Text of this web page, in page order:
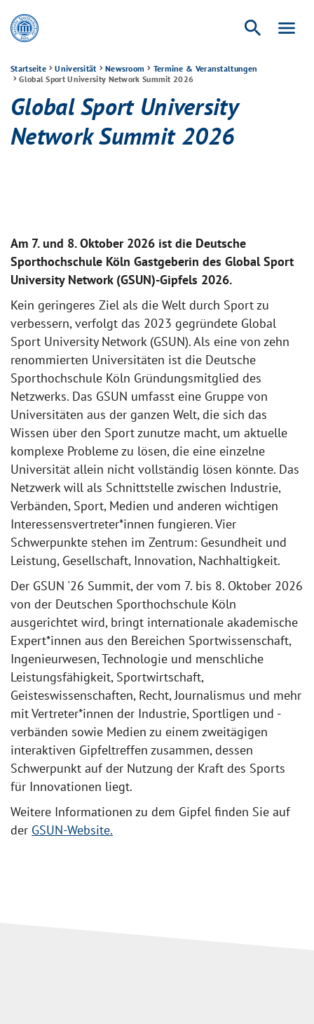
search menu
Startseite Universität Newsroom
Termine & Veranstaltungen
Global Sport University Network Summit 2026
Global Sport University
Network Summit 2026
Am 7. und 8. Oktober 2026 ist die Deutsche
Sporthochschule Köln Gastgeberin des Global Sport
University Network (GSUN)-Gipfels 2026.
Kein geringeres Ziel als die Welt durch Sport zu
verbessern, verfolgt das 2023 gegründete Global
Sport University Network (GSUN). Als eine von zehn
renommierten Universitäten ist die Deutsche
Sporthochschule Köln Gründungsmitglied des
Netzwerks. Das GSUN umfasst eine Gruppe von
Universitäten aus der ganzen Welt, die sich das
Wissen über den Sport zunutze macht, um aktuelle
komplexe Probleme zu lösen, die eine einzelne
Universität allein nicht vollständig lösen könnte. Das
Netzwerk will als Schnittstelle zwischen Industrie,
Verbänden, Sport, Medien und anderen wichtigen
Interessensvertreter*innen fungieren. Vier
Schwerpunkte stehen im Zentrum: Gesundheit und
Leistung, Gesellschaft, Innovation, Nachhaltigkeit.
Der GSUN '26 Summit, der vom 7. bis 8. Oktober 2026
von der Deutschen Sporthochschule Köln
ausgerichtet wird, bringt internationale akademische
Expert*innen aus den Bereichen Sportwissenschaft,
Ingenieurwesen, Technologie und menschliche
Leistungsfähigkeit, Sportwirtschaft,
Geisteswissenschaften, Recht, Journalismus und mehr
mit Vertreter*innen der Industrie, Sportligen und -
verbänden sowie Medien zu einem zweitägigen
interaktiven Gipfeltreffen zusammen, dessen
Schwerpunkt auf der Nutzung der Kraft des Sports
für Innovationen liegt.
Weitere Informationen zu dem Gipfel finden Sie auf
der GSUN-Website.